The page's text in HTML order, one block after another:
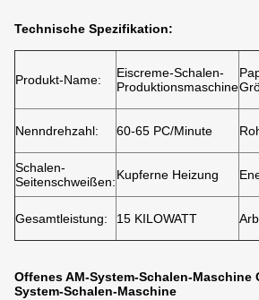
Technische Spezifikation:
Produkt-Name:
Eiscreme-Schalen-
Produktionsmaschine
Nenndrehzahl: 60-65 PC/Minute
Schalen-
Seitenschweißen:Kupferne Heizung
Gesamtleistung: 15 KILOWATT
Offenes AM-System-Schalen-Maschine
System-Schalen-Maschine